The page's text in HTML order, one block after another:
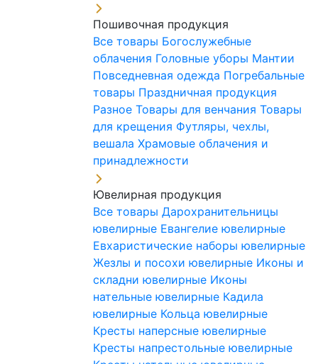
Пошивочная продукция
Все товары Богослужебные
облачения Головные уборы Мантии
Повседневная одежда Погребальные
товары Праздничная продукция
Разное Товары для венчания Товары
для крещения Футляры, чехлы,
вешала Храмовые облачения и
принадлежности
Ювелирная продукция
Все товары Дарохранительницы
ювелирные Евангелие ювелирные
Евхаристические наборы ювелирные
Жезлы и посохи ювелирные Иконы и
складни ювелирные Иконы
нательные ювелирные Кадила
ювелирные Кольца ювелирные
Кресты наперсные ювелирные
Кресты напрестольные ювелирные